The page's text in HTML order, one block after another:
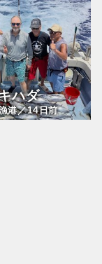
ハダ
港／14日前